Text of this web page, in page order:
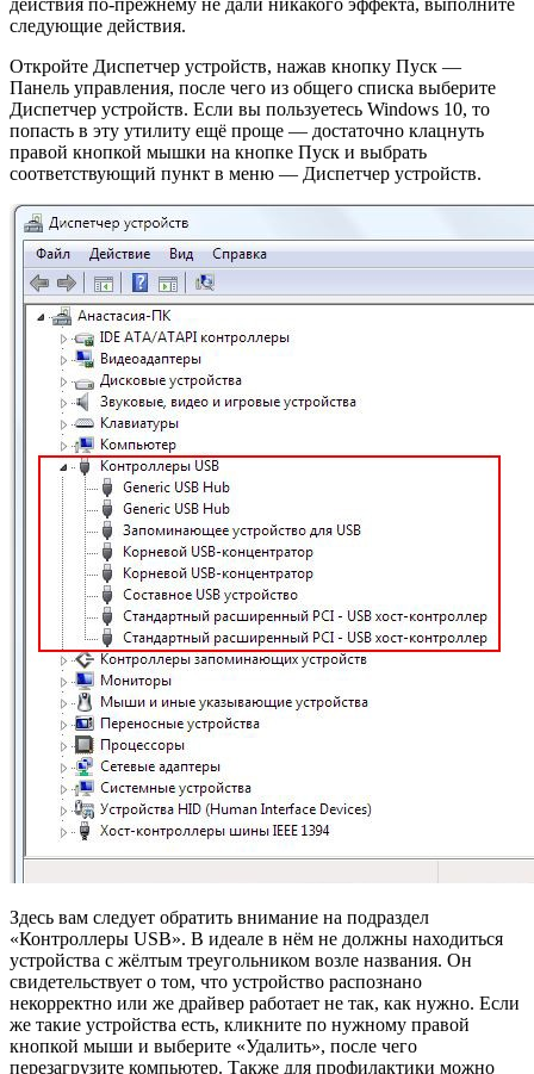
следующие действия.
Откройте Диспетчер устройств, нажав кнопку Пуск —
Панель управления, после чего из общего списка выберите
Диспетчер устройств. Если вы пользуетесь Windows 10, то
попасть в эту утилиту ещё проще — достаточно клацнуть
правой кнопкой мышки на кнопке Пуск и выбрать
соответствующий пункт в меню — Диспетчер устройств.
Здесь вам следует обратить внимание на подраздел
«Контроллеры USB». В идеале в нём не должны находиться
устройства с жёлтым треугольником возле названия. Он
свидетельствует о том, что устройство распознано
некорректно или же драйвер работает не так, как нужно. Если
же такие устройства есть, кликните по нужному правой
кнопкой мыши и выберите «Удалить», после чего
перезагрузите компьютер. Также для профилактики можно